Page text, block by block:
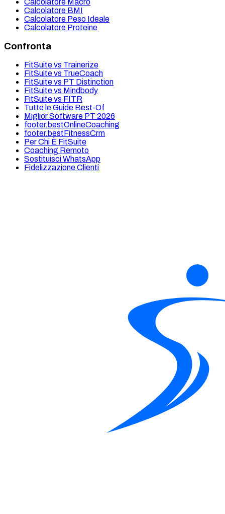
Calcolatore BMI
Calcolatore Peso Ideale
Calcolatore Proteine
Confronta
FitSuite vs Trainerize
FitSuite vs TrueCoach
FitSuite vs PT Distinction
FitSuite vs Mindbody
FitSuite vs FITR
Tutte le Guide Best-Of
Miglior Software PT 2026
footer.bestOnlineCoaching
footer.bestFitnessCrm
Per Chi È FitSuite
Coaching Remoto
Sostituisci WhatsApp
Fidelizzazione Clienti